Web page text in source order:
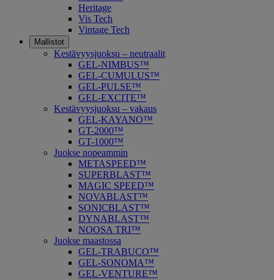
Heritage
Vis Tech
Vintage Tech
Mallistot
Kestävyysjuoksu – neutraalit
GEL-NIMBUS™
GEL-CUMULUS™
GEL-PULSE™
GEL-EXCITE™
Kestävyysjuoksu – vakaus
GEL-KAYANO™
GT-2000™
GT-1000™
Juokse nopeammin
METASPEED™
SUPERBLAST™
MAGIC SPEED™
NOVABLAST™
SONICBLAST™
DYNABLAST™
NOOSA TRI™
Juokse maastossa
GEL-TRABUCO™
GEL-SONOMA™
GEL-VENTURE™